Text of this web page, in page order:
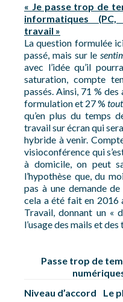
« Je passe trop de
informatiques
travail »
La question formulée
passé, mais sur le
avec l’idée qu’il
saturation, compte
passés. Ainsi, 71 %
formulation et 27 %
qu’en plus du temps
travail sur écran qui
hybride à venir.
visioconférence qui
à domicile, on peut
l’hypothèse que, du
pas à une demande
cela a été fait en 2016
Travail, donnant un «
l’usage des mails et
Passe trop de
Niveau d’accord
Le